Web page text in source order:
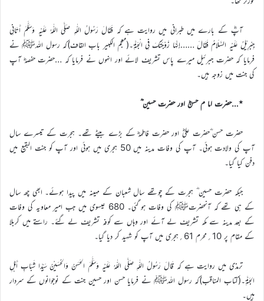
آپؓ کے بارے میں طبرانی میں روایت ہے کہ فَقَالَ رَسُولُ اللّٰهِ صَلَّى اللّٰهُ عَلَيْهِ وَسَلَّمَ أَتَانِي
جِبْرِيْلُ عَلَيْهِ السَّلَامُ فَقَالَ ……إِنَّهَا زَوْجَتُكَ فِي الْجَنَّةِ۔(معجم الکبیر باب القاف)کہ رسول اللہﷺ نے
فرمایا کہ حضرت جبرئیل میرے پاس تشریف لائے اور انہوں نے فرمایا کہ …حضرت حفصہؓ آپ
کی جنت میں زوجہ ہیں۔
٭…حضرت اما م حسنؓ اور حضرت حسین ؓ
حضرت حسن ؓحضرت علیؓ اور حضرت فاطمہؓ کے بڑے بیٹے تھے۔ ہجرت کے تیسرے سال
آپ کی ولادت ہوئی۔ آپ کی وفات مدینہ میں 50 ہجری میں ہوئی اور آپ کو جنت البقیع میں
دفن کیا گیا۔
جبکہ حضرت حسین ؓ ہجرت کے چوتھے سال شعبان کے مہینہ میں پیدا ہوئے۔ ابھی چھ سال
کے ہی تھے کہ آنحضرتﷺ کی وفات ہو گئی۔ 680 عیسوی میں جب امیر معاویہ کی وفات
کے بعد مدینہ سے مکہ تشریف لے آئے اور وہاں سے کوفہ تشریف لے گئے۔ راستے میں کربلا
کے مقام پر 10؍محرم 61؍ہجری میں آپ کو شہید کر دیا گیا۔
ترمذی میں روایت ہے کہ قَالَ رَسُولُ اللّٰهِ صَلَّى اللّٰهُ عَلَيْهِ وَسَلَّمَ الحَسَنُ وَالحُسَيْنُ سَيِّدَا شَبَابِ أَهْلِ
الجَنَّةِ۔(کتاب المناقب)کہ رسول اللہﷺ نے فرمایا حسن اور حسین جنت کے نوجوانوں کے سردار
ہیں۔